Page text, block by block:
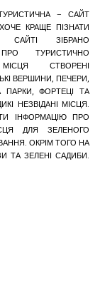
– САЙТ
КРАЩЕ ПІЗНАТИ
САЙТІ ЗІБРАНО
ТУРИСТИЧНО
СТВОРЕНІ
ВЕРШИНИ, ПЕЧЕРИ,
ФОРТЕЦІ ТА
НЕЗВІДАНІ МІСЦЯ.
ІНФОРМАЦІЮ ПРО
ДЛЯ ЗЕЛЕНОГО
ОКРІМ ТОГО НА
ТА ЗЕЛЕНІ САДИБИ.